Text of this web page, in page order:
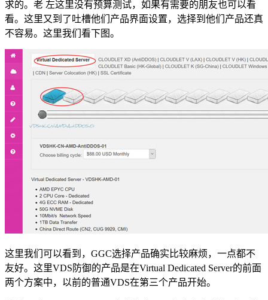
求的。老 左这里没有预算测试，如果有需要的朋友也可以看
看。这里又到了吐槽他们产品界面设置，选择到他们产品还真
不容易。这里我们看下图。
这里我们可以看到，GGC选择产品确实比较麻烦，一点都不
友好。这里VDS防御的产品是在Virtual Dedicated Server的前面
两个方案中，以前的普通VDS在第三个产品开始。